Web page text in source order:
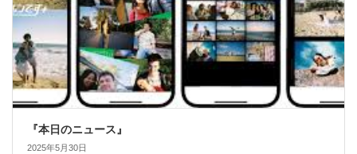
『本日のニュース』
2025年5月30日